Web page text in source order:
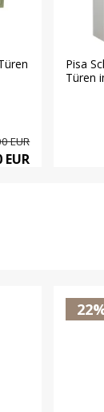
EUR
EUR
Pisa
Türen